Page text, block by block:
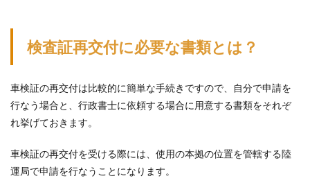
2.1
検査
の手
続き
の流
れ
検査証再交付に必要な書類とは？
車検証の再交付は比較的に簡単な手続きですので、自分で申請を
行なう場合と、行政書士に依頼する場合に用意する書類をそれぞ
れ挙げておきます。
車検証の再交付を受ける際には、使用の本拠の位置を管轄する陸
運局で申請を行なうことになります。